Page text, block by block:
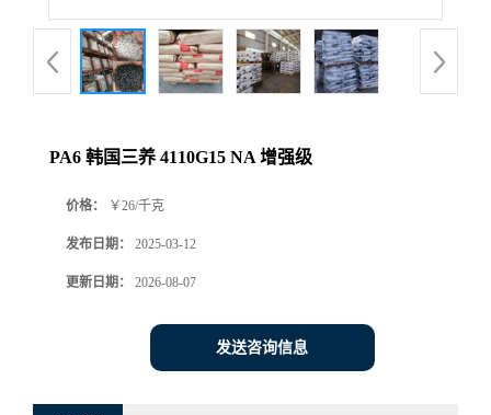
PA6 韩国三养 4110G15 NA 增强级
价格： ￥26/千克
发布日期： 2025-03-12
更新日期： 2026-08-07
发送咨询信息